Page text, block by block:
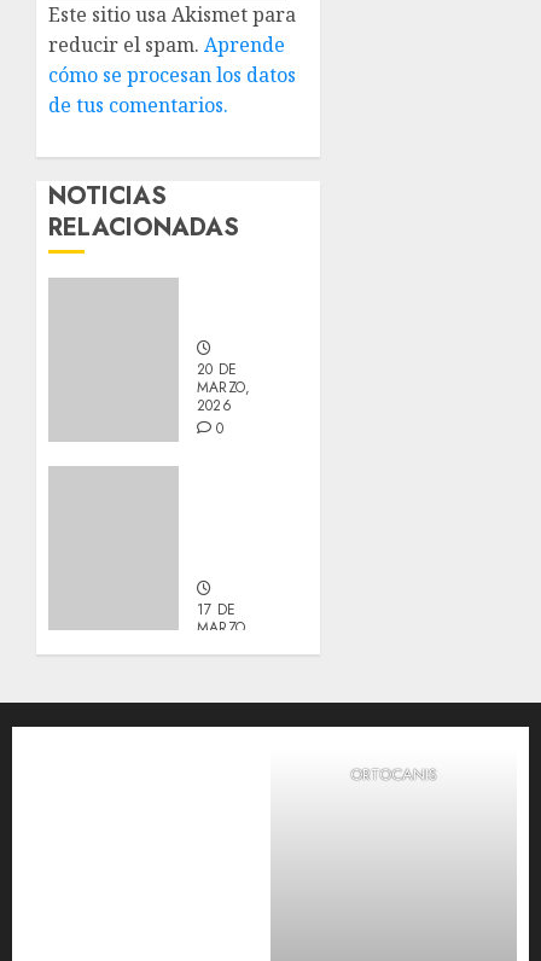
Este sitio usa Akismet para
reducir el spam. Aprende
cómo se procesan los datos
de tus comentarios.
NOTICIAS
RELACIONADAS
20 DE
MARZO,
2026
0
17 DE
MARZO,
ORTOCANIS